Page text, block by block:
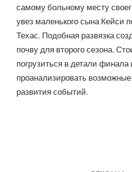
самому больному месту
увез маленького сына Кейси
Техас. Подобная развязка
почву для второго сезона.
погрузиться в детали финала
проанализировать
развития событий.